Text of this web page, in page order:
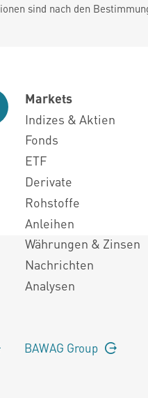
sind nach den
Markets
Indizes & Aktien
Fonds
ETF
Derivate
Rohstoffe
Anleihen
Währungen & Zinsen
Nachrichten
Analysen
BAWAG Group